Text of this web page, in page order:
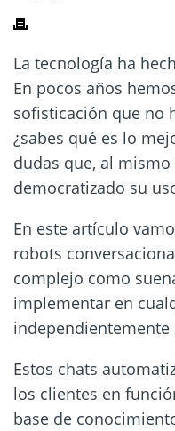
La tecnología ha
En pocos años
sofisticación que no
¿sabes qué es lo
dudas que, al
democratizado su
En este artículo
robots
complejo como
implementar en
independientemente
Estos chats
los clientes en
base de